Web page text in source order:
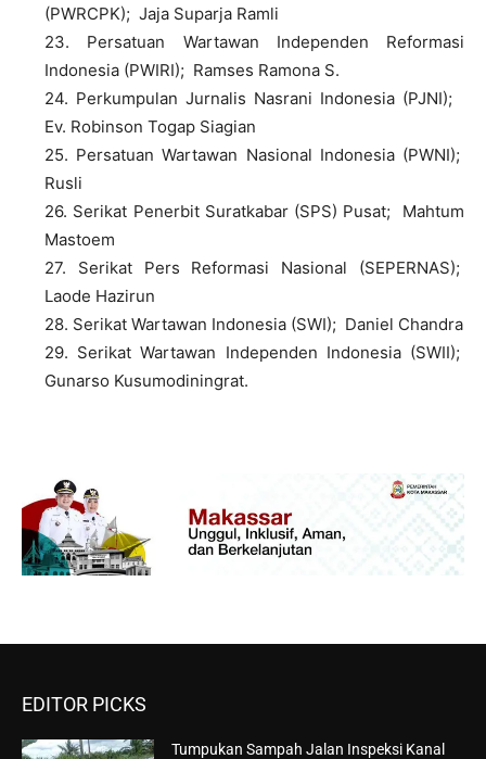
(PWRCPK); Jaja Suparja Ramli
23. Persatuan Wartawan Independen Reformasi
Indonesia (PWIRI); Ramses Ramona S.
24. Perkumpulan Jurnalis Nasrani Indonesia (PJNI);
Ev. Robinson Togap Siagian
25. Persatuan Wartawan Nasional Indonesia (PWNI);
Rusli
26. Serikat Penerbit Suratkabar (SPS) Pusat; Mahtum
Mastoem
27. Serikat Pers Reformasi Nasional (SEPERNAS);
Laode Hazirun
28. Serikat Wartawan Indonesia (SWI); Daniel Chandra
29. Serikat Wartawan Independen Indonesia (SWII);
Gunarso Kusumodiningrat.
EDITOR PICKS
Tumpukan Sampah Jalan Inspeksi Kanal